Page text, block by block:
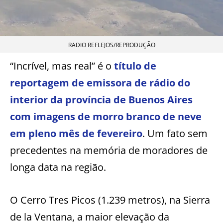
RADIO REFLEJOS/REPRODUÇÃO
“Incrível, mas real” é o título de
reportagem de emissora de rádio do
interior da província de Buenos Aires
com imagens de morro branco de neve
em pleno mês de fevereiro. Um fato sem
precedentes na memória de moradores de
longa data na região.
O Cerro Tres Picos (1.239 metros), na Sierra
de la Ventana, a maior elevação da